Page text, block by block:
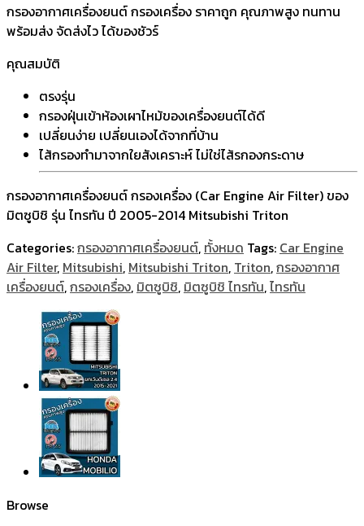
กรองอากาศเครื่องยนต์ กรองเครื่อง ราคาถูก คุณภาพสูง ทนทาน
พร้อมส่ง จัดส่งไว ได้ของชัวร์
คุณสมบัติ
ตรงรุ่น
กรองฝุ่นเข้าห้องเผาไหม้ของเครื่องยนต์ได้ดี
เปลี่ยนง่าย เปลี่ยนเองได้จากที่บ้าน
ไส้กรองทำมาจากใยสังเคราะห์ ไม่ใช่ไส้รกองกระดาษ
กรองอากาศเครื่องยนต์ กรองเครื่อง (Car Engine Air Filter) ของ
มิตซูบิชิ รุ่น ไทรทัน ปี 2005-2014 Mitsubishi Triton
Categories:กรองอากาศเครื่องยนต์, ทั้งหมด Tags: Car Engine
Air Filter, Mitsubishi, Mitsubishi Triton, Triton,กรองอากาศ
เครื่องยนต์,กรองเครื่อง, มิตซูบิชิ, มิตซูบิชิ ไทรทัน,ไทรทัน
Browse